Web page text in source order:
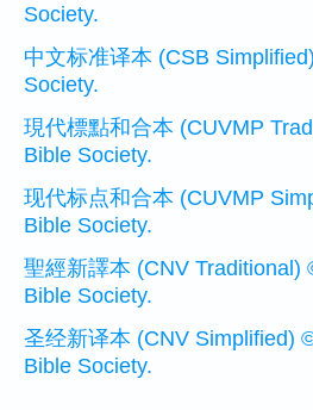
Society.
中文标准译本 (CSB
Society.
現代標點和合本 (CUVMP
Bible Society.
现代标点和合本 (CUVMP
Bible Society.
聖經新譯本 (CNV Traditional)
Bible Society.
圣经新译本 (CNV Simplified)
Bible Society.